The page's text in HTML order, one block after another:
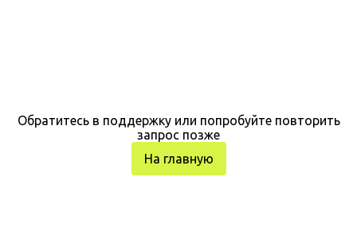
Обратитесь в поддержку или попробуйте повторить
запрос позже
На главную